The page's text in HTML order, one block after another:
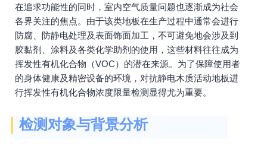
在追求功能性的同时，室内空气质量问题也逐渐成为社会
各界关注的焦点。由于该类地板在生产过程中通常会进行
防腐、防静电处理及表面饰面加工，不可避免地会涉及到
胶黏剂、涂料及各类化学助剂的使用，这些材料往往成为
挥发性有机化合物（VOC）的潜在来源。为了保障使用者
的身体健康及精密设备的环境，对抗静电木质活动地板进
行挥发性有机化合物浓度限量检测显得尤为重要。
检测对象与背景分析